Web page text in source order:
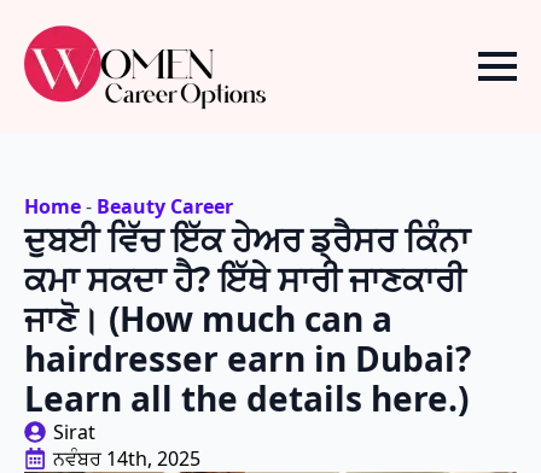
Home- Beauty Career
ਦੁਬਈ ਵਿੱਚ ਇੱਕ ਹੇਅਰ ਡ੍ਰੈਸਰ ਕਿੰਨਾ
ਕਮਾ ਸਕਦਾ ਹੈ? ਇੱਥੇ ਸਾਰੀ ਜਾਣਕਾਰੀ
ਜਾਣੋ। (How much can a
hairdresser earn in Dubai?
Learn all the details here.)
Sirat
ਨਵੰਬਰ 14th, 2025